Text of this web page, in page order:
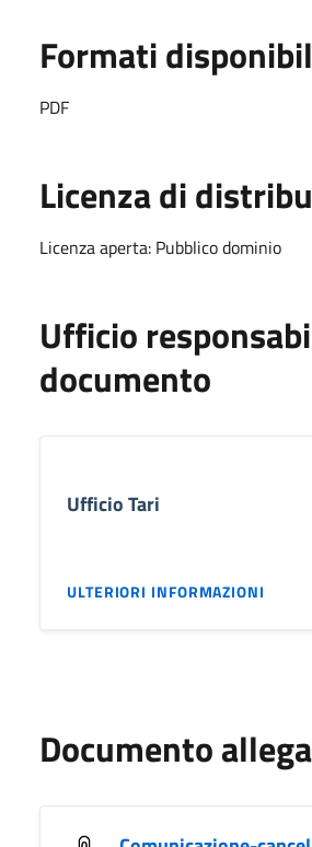
Formati
PDF
Licenza di
Licenza aperta: Pubblico dominio
Ufficio
documento
Ufficio Tari
ULTERIORI INFORMAZIONI
Documento